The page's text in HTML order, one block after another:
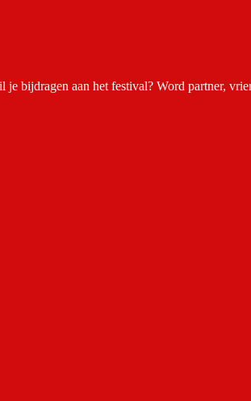
bijdragen aan het festival? Word partner,